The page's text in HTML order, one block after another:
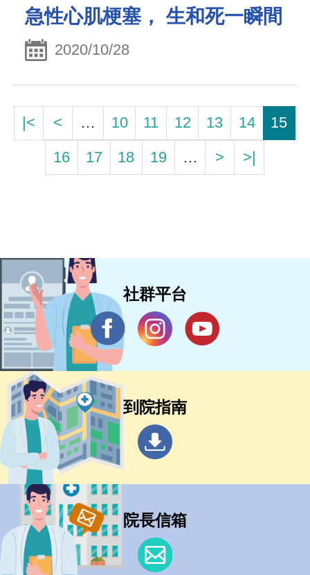
急性心肌梗塞， 生和死一瞬間
2020/10/28
|< < … 10 11 12 13 14
15
16
17 18 19 … > >|
社群平台
到院指南
院長信箱